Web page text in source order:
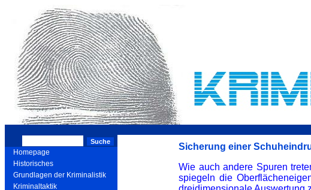
Homepage
Historisches
Grundlagen der Kriminalistik
Kriminaltaktik
Sicherung einer
Wie auch andere Spuren
spiegeln die